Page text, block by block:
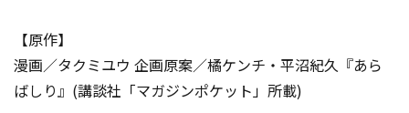
【原作】
漫画／タクミユウ 企画原案／橘ケンチ・平沼紀久『あら
ばしり』(講談社「マガジンポケット」所載)